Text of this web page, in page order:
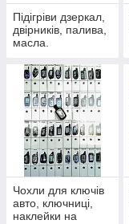
Підігріви дзеркал,
двірників, палива,
масла.
Чохли для ключів
авто, ключниці,
наклейки на